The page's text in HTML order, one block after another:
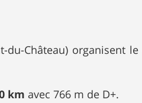
du-Château) organisent le
km avec 766 m de D+.